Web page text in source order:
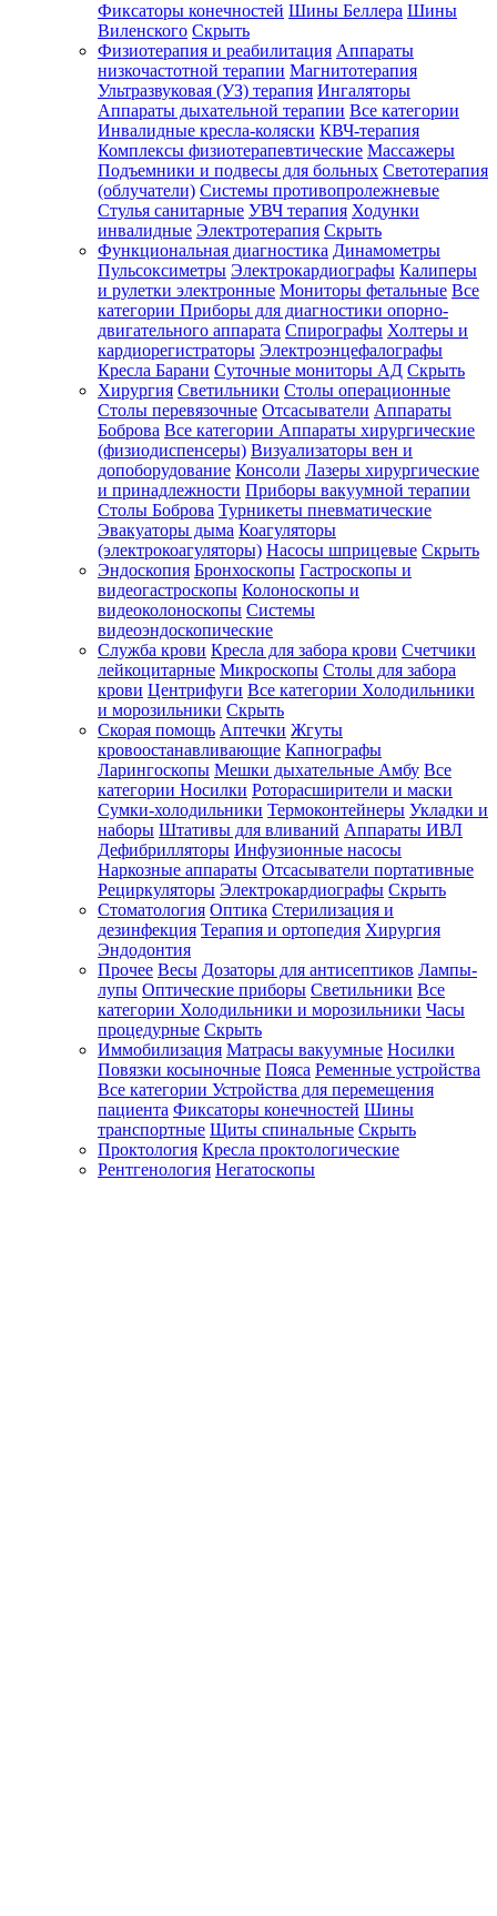
Фиксаторы конечностей Шины Беллера Шины
Виленского Скрыть
Физиотерапия и реабилитация Аппараты
низкочастотной терапии Магнитотерапия
Ультразвуковая (УЗ) терапия Ингаляторы
Аппараты дыхательной терапии Все категории
Инвалидные кресла-коляски КВЧ-терапия
Комплексы физиотерапевтические Массажеры
Подъемники и подвесы для больных Светотерапия
(облучатели) Системы противопролежневые
Стулья санитарные УВЧ терапия Ходунки
инвалидные Электротерапия Скрыть
Функциональная диагностика Динамометры
Пульсоксиметры Электрокардиографы Калиперы
и рулетки электронные Мониторы фетальные Все
категории Приборы для диагностики опорно-
двигательного аппарата Спирографы Холтеры и
кардиорегистраторы Электроэнцефалографы
Кресла Барани Суточные мониторы АД Скрыть
Хирургия Светильники Столы операционные
Столы перевязочные Отсасыватели Аппараты
Боброва Все категории Аппараты хирургические
(физиодиспенсеры) Визуализаторы вен и
допоборудование Консоли Лазеры хирургические
и принадлежности Приборы вакуумной терапии
Столы Боброва Турникеты пневматические
Эвакуаторы дыма Коагуляторы
(электрокоагуляторы) Насосы шприцевые Скрыть
Эндоскопия Бронхоскопы Гастроскопы и
видеогастроскопы Колоноскопы и
видеоколоноскопы Системы
видеоэндоскопические
Служба крови Кресла для забора крови Счетчики
лейкоцитарные Микроскопы Столы для забора
крови Центрифуги Все категории Холодильники
и морозильники Скрыть
Скорая помощь Аптечки Жгуты
кровоостанавливающие Капнографы
Ларингоскопы Мешки дыхательные Амбу Все
категории Носилки Роторасширители и маски
Сумки-холодильники Термоконтейнеры Укладки и
наборы Штативы для вливаний Аппараты ИВЛ
Дефибрилляторы Инфузионные насосы
Наркозные аппараты Отсасыватели портативные
Рециркуляторы Электрокардиографы Скрыть
Стоматология Оптика Стерилизация и
дезинфекция Терапия и ортопедия Хирургия
Эндодонтия
Прочее Весы Дозаторы для антисептиков Лампы-
лупы Оптические приборы Светильники Все
категории Холодильники и морозильники Часы
процедурные Скрыть
Иммобилизация Матрасы вакуумные Носилки
Повязки косыночные Пояса Ременные устройства
Все категории Устройства для перемещения
пациента Фиксаторы конечностей Шины
транспортные Щиты спинальные Скрыть
Проктология Кресла проктологические
Рентгенология Негатоскопы